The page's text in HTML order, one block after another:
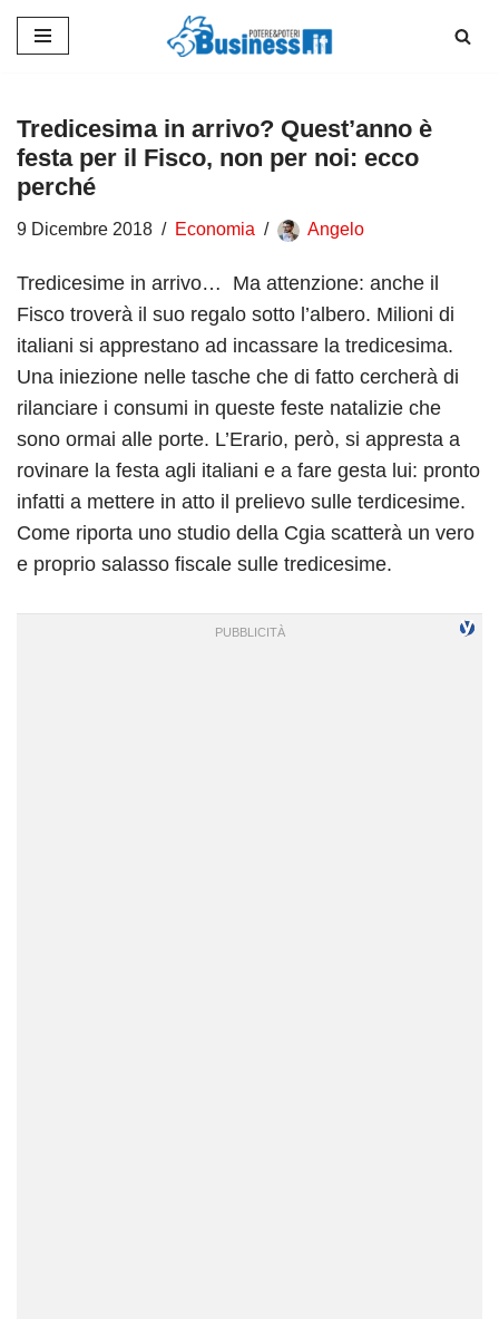
contenuto
Tredicesima in arrivo? Quest’anno è
festa per il Fisco, non per noi: ecco
perché
9 Dicembre 2018 Economia Angelo
Tredicesime in arrivo… Ma attenzione: anche il
Fisco troverà il suo regalo sotto l’albero. Milioni di
italiani si apprestano ad incassare la tredicesima.
Una iniezione nelle tasche che di fatto cercherà di
rilanciare i consumi in queste feste natalizie che
sono ormai alle porte. L’Erario, però, si appresta a
rovinare la festa agli italiani e a fare gesta lui: pronto
infatti a mettere in atto il prelievo sulle terdicesime.
Come riporta uno studio della Cgia scatterà un vero
e proprio salasso fiscale sulle tredicesime.